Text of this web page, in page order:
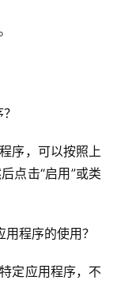
序，可以按照上
点击“启用”或类
程序的使用？
定应用程序，不